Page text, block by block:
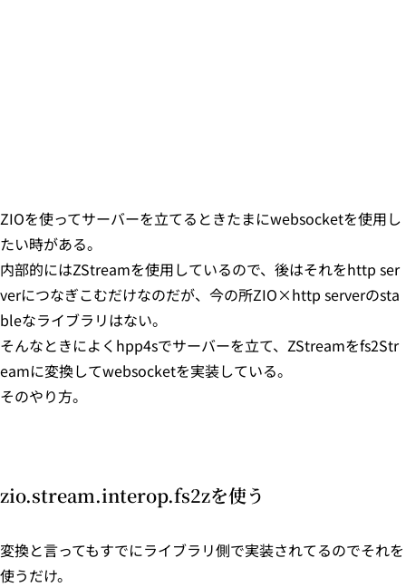
ZIOを使ってサーバーを立てるときたまにwebsocketを使用し
たい時がある。
内部的にはZStreamを使用しているので、後はそれをhttp ser
verにつなぎこむだけなのだが、今の所ZIO×http serverのsta
bleなライブラリはない。
そんなときによくhpp4sでサーバーを立て、ZStreamをfs2Str
eamに変換してwebsocketを実装している。
そのやり方。
zio.stream.interop.fs2zを使う
変換と言ってもすでにライブラリ側で実装されてるのでそれを
使うだけ。